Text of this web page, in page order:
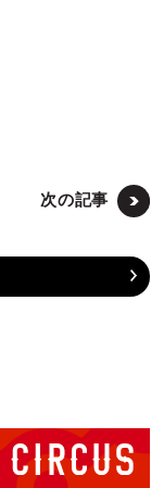
次の記事